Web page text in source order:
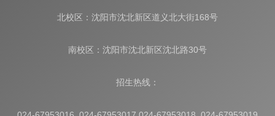
北校区：沈阳市沈北新区道义北大街168号
南校区：沈阳市沈北新区沈北路30号
招生热线：